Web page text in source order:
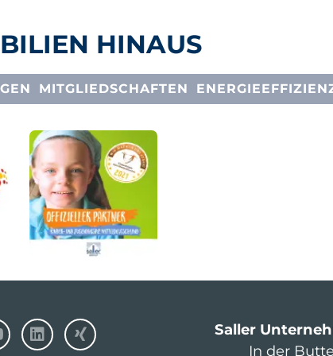
HINAUS
MITGLIEDSCHAFTEN
Saller
In der